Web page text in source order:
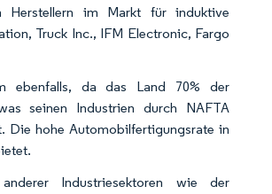
Herstellern im Markt für induktive
Truck Inc., IFM Electronic, Fargo
ebenfalls, da das Land 70% der
seinen Industrien durch NAFTA
Die hohe Automobilfertigungsrate in
Industriesektoren wie der